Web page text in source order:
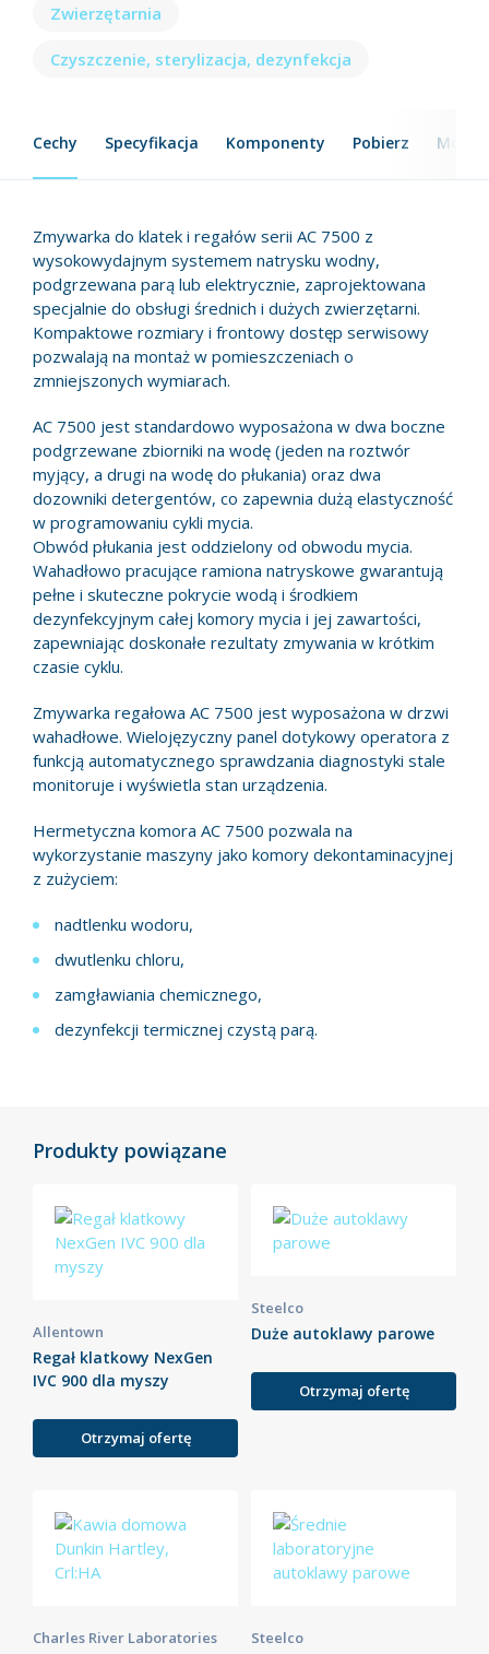
Zwierzętarnia
Czyszczenie, sterylizacja, dezynfekcja
Cechy Specyfikacja Komponenty Pobierz
Zmywarka do klatek i regałów serii AC 7500 z
wysokowydajnym systemem natrysku wodny,
podgrzewana parą lub elektrycznie, zaprojektowana
specjalnie do obsługi średnich i dużych zwierzętarni.
Kompaktowe rozmiary i frontowy dostęp serwisowy
pozwalają na montaż w pomieszczeniach o
zmniejszonych wymiarach.
AC 7500 jest standardowo wyposażona w dwa boczne
podgrzewane zbiorniki na wodę (jeden na roztwór
myjący, a drugi na wodę do płukania) oraz dwa
dozowniki detergentów, co zapewnia dużą elastyczność
w programowaniu cykli mycia.
Obwód płukania jest oddzielony od obwodu mycia.
Wahadłowo pracujące ramiona natryskowe gwarantują
pełne i skuteczne pokrycie wodą i środkiem
dezynfekcyjnym całej komory mycia i jej zawartości,
zapewniając doskonałe rezultaty zmywania w krótkim
czasie cyklu.
Zmywarka regałowa AC 7500 jest wyposażona w drzwi
wahadłowe. Wielojęzyczny panel dotykowy operatora z
funkcją automatycznego sprawdzania diagnostyki stale
monitoruje i wyświetla stan urządzenia.
Hermetyczna komora AC 7500 pozwala na
wykorzystanie maszyny jako komory dekontaminacyjnej
z zużyciem:
nadtlenku wodoru,
dwutlenku chloru,
zamgławiania chemicznego,
dezynfekcji termicznej czystą parą.
Produkty powiązane
Allentown
Regał klatkowy NexGen
IVC 900 dla myszy
Otrzymaj ofertę
Steelco
Duże autoklawy parowe
Otrzymaj ofertę
Charles River Laboratories Steelco